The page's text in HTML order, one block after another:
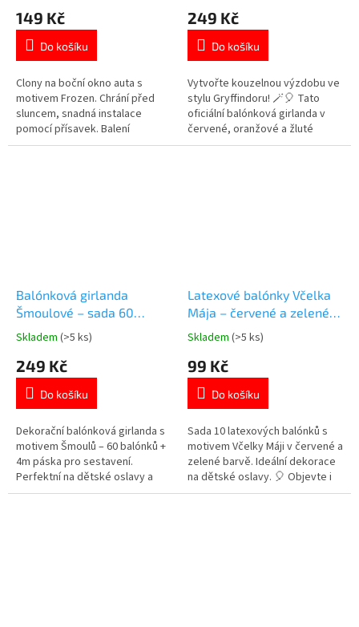
produktu
5,0
5
hvězdiček.
149 Kč
Do košíku
Clony na boční okno auta s
motivem Frozen. Chrání před
sluncem, snadná instalace
pomocí přísavek. Balení
obsahuje 2 kusy. Prohlédněte si
produktu
5,0
5
hvězdiček.
249 Kč
Do košíku
Vytvořte kouzelnou výzdobu ve
stylu Gryffindoru! 🪄🎈 Tato
oficiální balónková girlanda v
červené, oranžové a žluté
barvě je perfektní pro
Balónková girlanda
Šmoulové – sada 60
balónků s páskou
Průměrné
produktu
5,0
5
hvězdiček.
Skladem (>5 ks)
249 Kč
Do košíku
Dekorační balónková girlanda s
motivem Šmoulů – 60 balónků +
4m páska pro sestavení.
Perfektní na dětské oslavy a
tématické párty. Objev i další
Latexové balónky Včelka
Mája – červené a zelené,
sada 10 ks
Průměrné
produktu
5,0
5
hvězdiček.
Skladem (>5 ks)
99 Kč
Do košíku
Sada 10 latexových balónků s
motivem Včelky Máji v červené a
zelené barvě. Ideální dekorace
na dětské oslavy. 🎈 Objevte i
další produkty s motivem Včelky